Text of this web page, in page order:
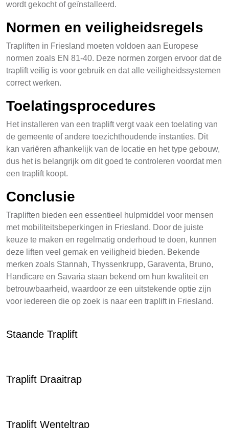
wordt gekocht of geïnstalleerd.
Normen en veiligheidsregels
Trapliften in Friesland moeten voldoen aan Europese
normen zoals EN 81-40. Deze normen zorgen ervoor dat de
traplift veilig is voor gebruik en dat alle veiligheidssystemen
correct werken.
Toelatingsprocedures
Het installeren van een traplift vergt vaak een toelating van
de gemeente of andere toezichthoudende instanties. Dit
kan variëren afhankelijk van de locatie en het type gebouw,
dus het is belangrijk om dit goed te controleren voordat men
een traplift koopt.
Conclusie
Trapliften bieden een essentieel hulpmiddel voor mensen
met mobiliteitsbeperkingen in Friesland. Door de juiste
keuze te maken en regelmatig onderhoud te doen, kunnen
deze liften veel gemak en veiligheid bieden. Bekende
merken zoals Stannah, Thyssenkrupp, Garaventa, Bruno,
Handicare en Savaria staan bekend om hun kwaliteit en
betrouwbaarheid, waardoor ze een uitstekende optie zijn
voor iedereen die op zoek is naar een traplift in Friesland.
Staande Traplift
Traplift Draaitrap
Traplift Wenteltrap